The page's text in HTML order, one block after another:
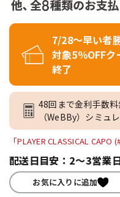
7/28～早い者
対象5％OFF
終了
48回まで金利手数
（WeBBy）シミュ
「PLAYER CLASSICAL
配送日目安：2～3営業
お気に入りに追加